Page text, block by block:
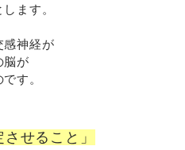
ます。
感神経が
脳が
す。
せること」